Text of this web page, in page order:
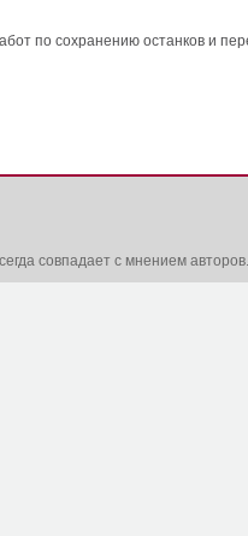
по сохранению останков и
совпадает с мнением авторов.